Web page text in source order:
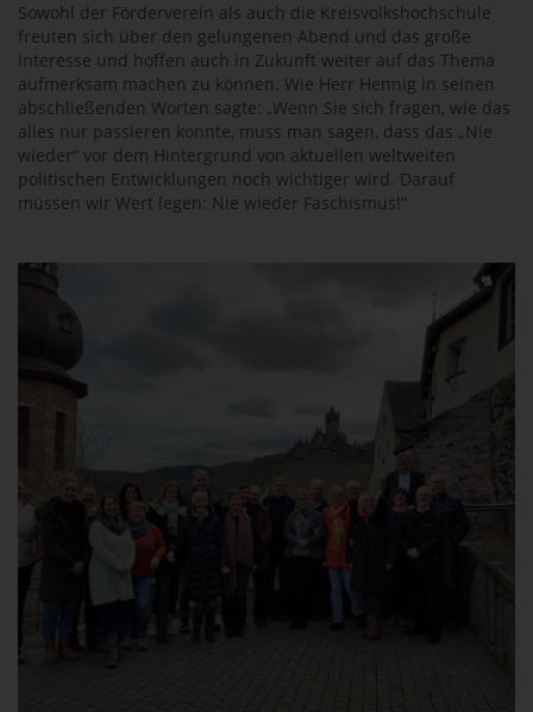
Sowohl der Förderverein als auch die Kreisvolkshochschule
freuten sich über den gelungenen Abend und das große
Interesse und hoffen auch in Zukunft weiter auf das Thema
aufmerksam machen zu können. Wie Herr Hennig in seinen
abschließenden Worten sagte: „Wenn Sie sich fragen, wie das
alles nur passieren konnte, muss man sagen, dass das „Nie
wieder“ vor dem Hintergrund von aktuellen weltweiten
politischen Entwicklungen noch wichtiger wird. Darauf
müssen wir Wert legen: Nie wieder Faschismus!“